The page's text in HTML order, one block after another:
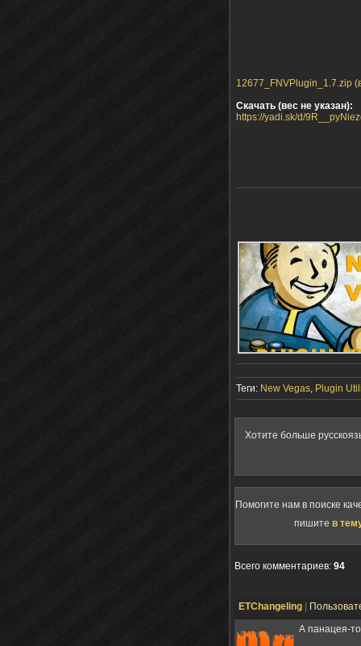
12677_FNVPlugin_1.7.zip
Скачать (вес не указан):
https://yadi.sk/d/
Теги: New Vegas, Plugin
Хотите больше
Помогите нам в поиске
пишите в
Всего комментариев: 94
ETChangeling
А панацея-